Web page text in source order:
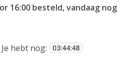
16:00 besteld, vandaag nog
Je hebt nog: 03:44:47